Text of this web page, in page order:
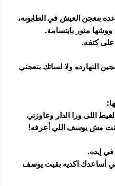
بتعجن العيش في الطابونة،
منور بابتسامة.
كتفه.
النهارده ولا لساتك بتعجني
اللى ورا الدار وعاوزني
مش يوسف اللي أعرفه!
إيده.
أساعدك اكديه بقيت يوسف